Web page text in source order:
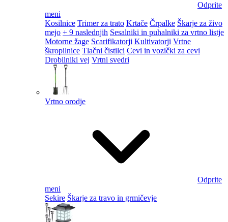
Odprite
meni
Kosilnice Trimer za trato Krtače Črpalke Škarje za živo
mejo + 9 naslednjih Sesalniki in puhalniki za vrtno listje
Motorne žage Scarifikatorji Kultivatorji Vrtne
škropilnice Tlačni čistilci Cevi in vozički za cevi
Drobilniki vej Vrtni svedri
Vrtno orodje
Odprite
meni
Sekire Škarje za travo in grmičevje